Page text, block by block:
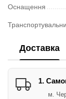
Оснащення
Доставка
1.
м.